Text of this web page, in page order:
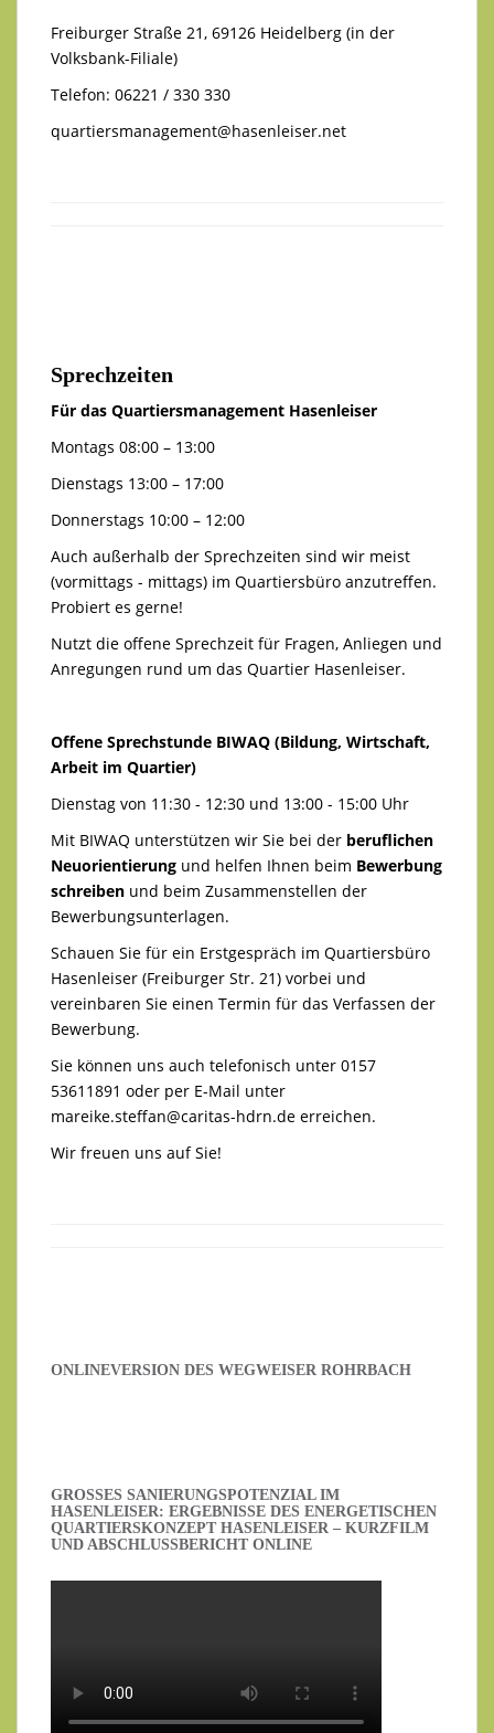
Freiburger Straße 21, 69126 Heidelberg (in der
Volksbank-Filiale)
Telefon: 06221 / 330 330
quartiersmanagement@hasenleiser.net
Sprechzeiten
Für das Quartiersmanagement Hasenleiser
Montags 08:00 – 13:00
Dienstags 13:00 – 17:00
Donnerstags 10:00 – 12:00
Auch außerhalb der Sprechzeiten sind wir meist
(vormittags - mittags) im Quartiersbüro anzutreffen.
Probiert es gerne!
Nutzt die offene Sprechzeit für Fragen, Anliegen und
Anregungen rund um das Quartier Hasenleiser.
Offene Sprechstunde BIWAQ (Bildung, Wirtschaft,
Arbeit im Quartier)
Dienstag von 11:30 - 12:30 und 13:00 - 15:00 Uhr
Mit BIWAQ unterstützen wir Sie bei der beruflichen
Neuorientierung und helfen Ihnen beim Bewerbung
schreiben und beim Zusammenstellen der
Bewerbungsunterlagen.
Schauen Sie für ein Erstgespräch im Quartiersbüro
Hasenleiser (Freiburger Str. 21) vorbei und
vereinbaren Sie einen Termin für das Verfassen der
Bewerbung.
Sie können uns auch telefonisch unter 0157
53611891 oder per E-Mail unter
mareike.steffan@caritas-hdrn.de erreichen.
Wir freuen uns auf Sie!
ONLINEVERSION DES WEGWEISER ROHRBACH
GROSSES SANIERUNGSPOTENZIAL IM H
ASENLEISER: ERGEBNISSE DES ENERGETISCHEN Q
UARTIERSKONZEPT HASENLEISER – KURZFILM U
ND ABSCHLUSSBERICHT ONLINE